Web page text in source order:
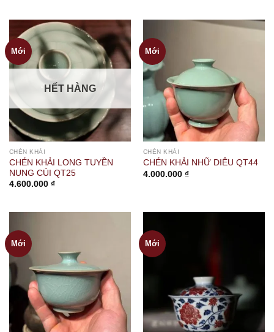
Mới
HẾT HÀNG
CHÉN KHẢI
CHÉN KHẢI LONG TUYỀN
NUNG CỦI QT25
4.600.000 ₫
Mới
CHÉN KHẢI
CHÉN KHẢI NHỮ DIÊU QT44
4.000.000 ₫
Mới Mới